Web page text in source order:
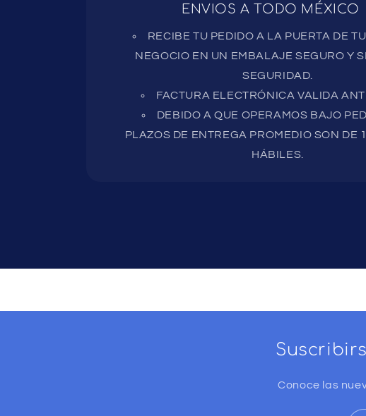
ENVIOS A TODO MÉXICO
RECIBE TU PEDIDO A LA PUERTA DE
NEGOCIO EN UN EMBALAJE SEGURO Y
SEGURIDAD.
FACTURA ELECTRÓNICA VALIDA
DEBIDO A QUE OPERAMOS BAJO
PLAZOS DE ENTREGA PROMEDIO SON DE
HÁBILES.
Conoce las